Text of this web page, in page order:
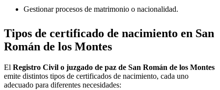
Gestionar procesos de matrimonio o nacionalidad.
Tipos de certificado de nacimiento en San
Román de los Montes
El Registro Civil o juzgado de paz de San Román de los Montes
emite distintos tipos de certificados de nacimiento, cada uno
adecuado para diferentes necesidades: